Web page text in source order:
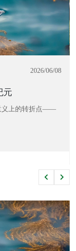
2026/06/08
元
义上的转折点——